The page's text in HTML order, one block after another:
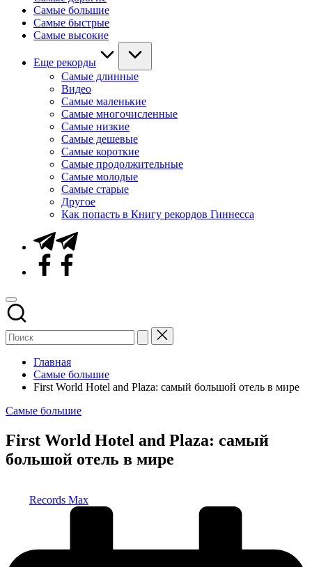
Самые большие
Самые быстрые
Самые высокие
Еще рекорды
Самые длинные
Видео
Самые маленькие
Самые многочисленные
Самые низкие
Самые дешевые
Самые короткие
Самые продолжительные
Самые молодые
Самые старые
Другое
Как попасть в Книгу рекордов Гиннесса
Telegram
Facebook
Главная
Самые большие
First World Hotel and Plaza: самый большой отель в мире
Опубликовано
Самые большие
First World Hotel and Plaza: самый
большой отель в мире
Records Max